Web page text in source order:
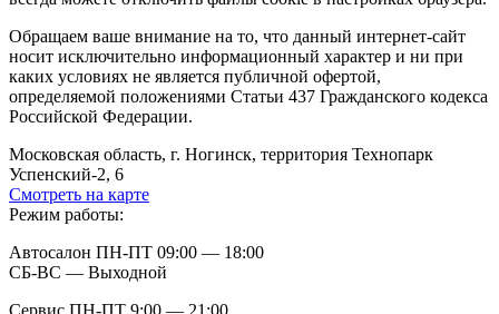
Обращаем ваше внимание на то, что данный интернет-сайт
носит исключительно информационный характер и ни при
каких условиях не является публичной офертой,
определяемой положениями Статьи 437 Гражданского кодекса
Российской Федерации.
Московская область, г. Ногинск, территория Технопарк
Успенский-2, 6
Смотреть на карте
Режим работы:
Автосалон ПН-ПТ 09:00 — 18:00
СБ-ВС — Выходной